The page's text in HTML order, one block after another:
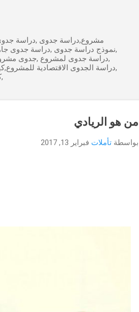
مشروع,دراسة جدوى ,دراسة
,نموذج دراسة جدوى ,دراسة جدوى
,دراسة جدوى لمشروع ,جدوى
,دراسة الجدوى الاقتصادية
من هو الريادي
بواسطة تأملات فبراير 13, 2017